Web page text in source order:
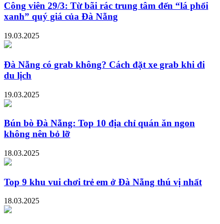
Công viên 29/3: Từ bãi rác trung tâm đến “lá phổi
xanh” quý giá của Đà Nẵng
19.03.2025
Đà Nẵng có grab không? Cách đặt xe grab khi đi
du lịch
19.03.2025
Bún bò Đà Nẵng: Top 10 địa chỉ quán ăn ngon
không nên bỏ lỡ
18.03.2025
Top 9 khu vui chơi trẻ em ở Đà Nẵng thú vị nhất
18.03.2025